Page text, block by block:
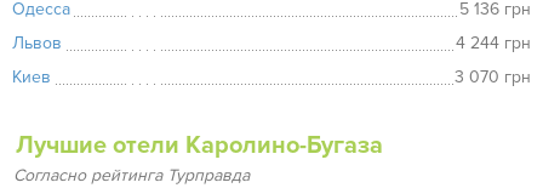
Одесса
5 136 грн
Львов
4 244 грн
Киев
3 070 грн
Лучшие отели Каролино-Бугаза
Согласно рейтинга Турправда